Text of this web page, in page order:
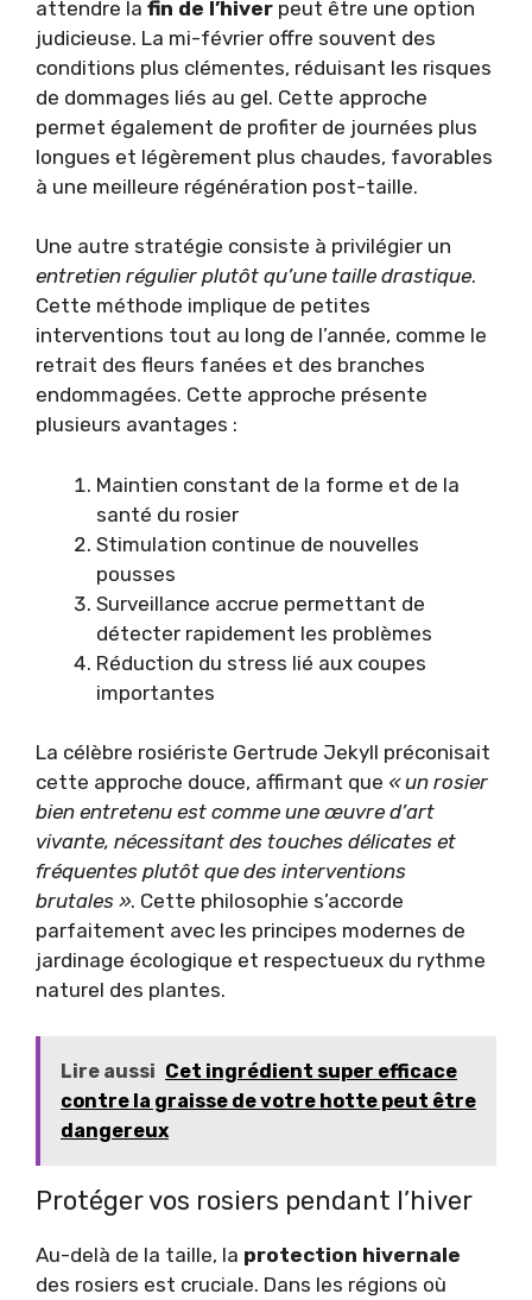
attendre la fin de l’hiver peut être une option
judicieuse. La mi-février offre souvent des
conditions plus clémentes, réduisant les risques
de dommages liés au gel. Cette approche
permet également de profiter de journées plus
longues et légèrement plus chaudes, favorables
à une meilleure régénération post-taille.
Une autre stratégie consiste à privilégier un
entretien régulier plutôt qu’une taille drastique.
Cette méthode implique de petites
interventions tout au long de l’année, comme le
retrait des fleurs fanées et des branches
endommagées. Cette approche présente
plusieurs avantages :
Maintien constant de la forme et de la
santé du rosier
Stimulation continue de nouvelles
pousses
Surveillance accrue permettant de
détecter rapidement les problèmes
Réduction du stress lié aux coupes
importantes
La célèbre rosiériste Gertrude Jekyll préconisait
cette approche douce, affirmant que « un rosier
bien entretenu est comme une œuvre d’art
vivante, nécessitant des touches délicates et
fréquentes plutôt que des interventions
brutales ». Cette philosophie s’accorde
parfaitement avec les principes modernes de
jardinage écologique et respectueux du rythme
naturel des plantes.
Lire aussi Cet ingrédient super efficace
contre la graisse de votre hotte peut être
dangereux
Protéger vos rosiers pendant l’hiver
Au-delà de la taille, la protection hivernale
des rosiers est cruciale. Dans les régions où